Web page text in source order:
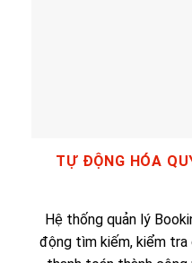
TỰ ĐỘNG HÓA
Hệ thống quản lý
động tìm kiếm, kiểm